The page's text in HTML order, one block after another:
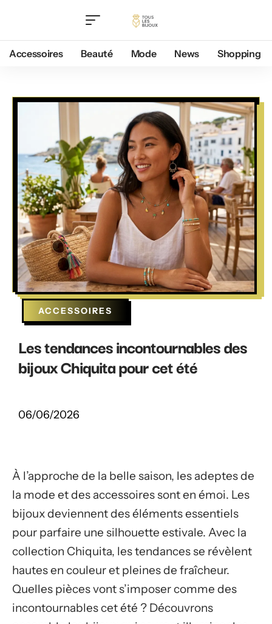
Accessoires Beauté Mode News Shopping
ACCESSOIRES
Les tendances incontournables des
bijoux Chiquita pour cet été
06/06/2026
À l’approche de la belle saison, les adeptes de
la mode et des accessoires sont en émoi. Les
bijoux deviennent des éléments essentiels
pour parfaire une silhouette estivale. Avec la
collection Chiquita, les tendances se révèlent
hautes en couleur et pleines de fraîcheur.
Quelles pièces vont s’imposer comme des
incontournables cet été ? Découvrons